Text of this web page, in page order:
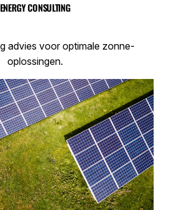
ENERGY CONSULTING
advies voor optimale zonne-
oplossingen.